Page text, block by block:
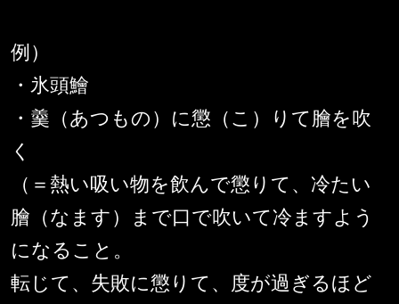
例）
・氷頭鱠
・羹（あつもの）に懲（こ）りて膾を吹
く
（＝熱い吸い物を飲んで懲りて、冷たい
膾（なます）まで口で吹いて冷ますよう
になること。
転じて、失敗に懲りて、度が過ぎるほど